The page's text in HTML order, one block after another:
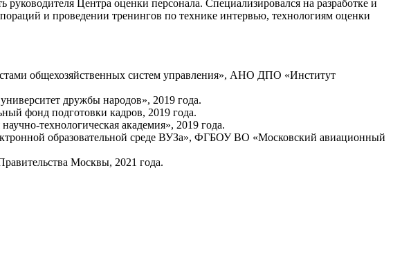
Центра оценки персонала. Специализировался на разработке и
и проведении тренингов по технике интервью, технологиям оценки
общехозяйственных систем управления», АНО ДПО «Институт
дружбы народов», 2019 года.
фонд подготовки кадров, 2019 года.
технологическая академия», 2019 года.
образовательной среде ВУЗа», ФГБОУ ВО «Московский авиационный
Москвы, 2021 года.